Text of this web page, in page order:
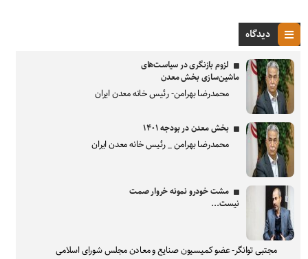
دیدگاه
لزوم بازنگری در سیاست‌های
ماشین‌سازی بخش معدن
محمدرضا بهرامن- رئیس خانه معدن ایران
بخش معدن در بودجه ۱۴۰۱
محمدرضا بهرامن _ رئیس خانه معدن ایران
مشت خودرو نمونه خروار صمت
نیست...
مجتبی توانگر- عضو کمیسیون صنایع و معادن مجلس شورای اسلامی